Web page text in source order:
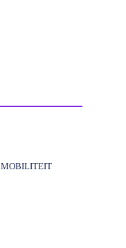
MOBILITEIT